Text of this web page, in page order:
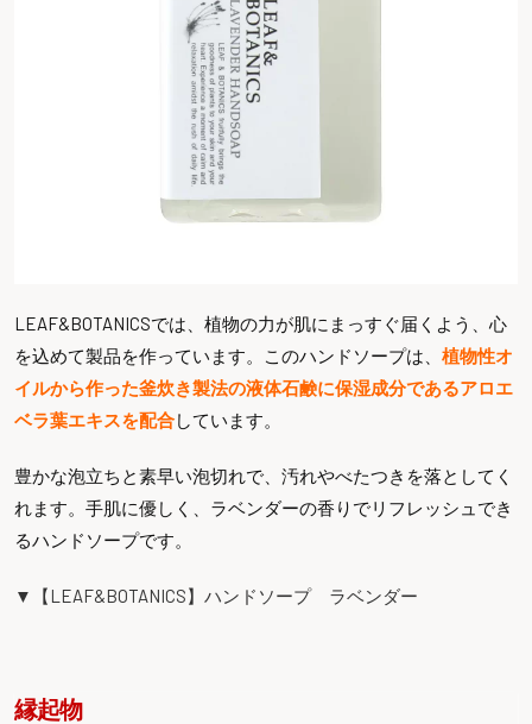
LEAF&BOTANICSでは、植物の力が肌にまっすぐ届くよう、心
を込めて製品を作っています。このハンドソープは、 植物性オ
イルから作った釜炊き製法の液体石鹸に保湿成分であるアロエ
ベラ葉エキスを配合しています。
豊かな泡立ちと素早い泡切れで、汚れやべたつきを落としてく
れます。手肌に優しく、ラベンダーの香りでリフレッシュでき
るハンドソープです。
▼【LEAF&BOTANICS】ハンドソープ ラベンダー
縁起物